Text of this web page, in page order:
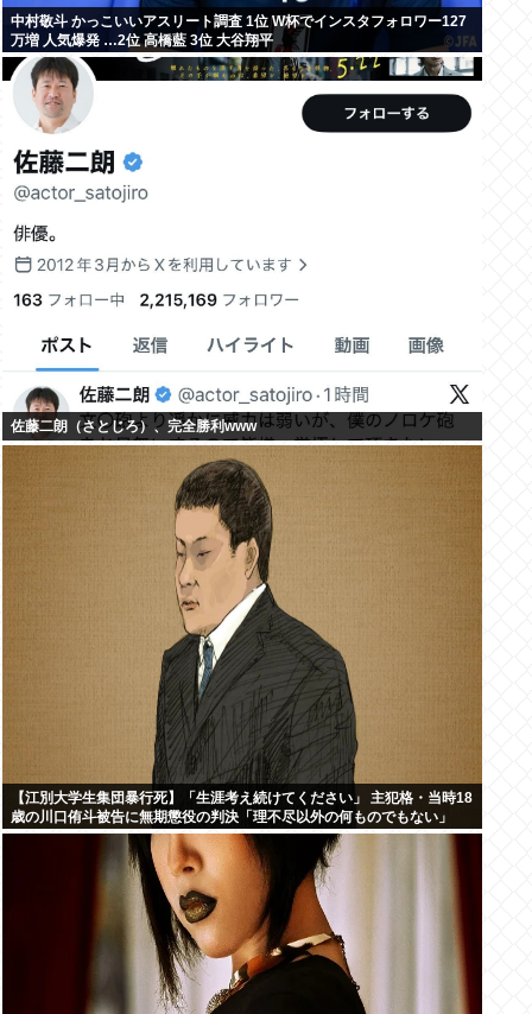
中村敬斗 かっこいいアスリート調査 1位 W杯でインスタフォロワー127
万増 人気爆発 …2位 高橋藍 3位 大谷翔平
佐藤二朗（さとじろ）、完全勝利www
【江別大学生集団暴行死】「生涯考え続けてください」 主犯格・当時18
歳の川口侑斗被告に無期懲役の判決「理不尽以外の何ものでもない」